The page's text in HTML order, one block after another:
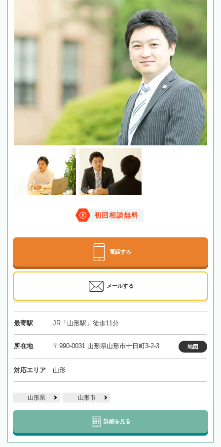
初回相談無料
電話する
メールする
最寄駅 JR「山形駅」徒歩11分
所在地 〒990-0031 山形県山形市十日町3-2-3 地図
対応エリア 山形
山形県 山形市
詳細を見る